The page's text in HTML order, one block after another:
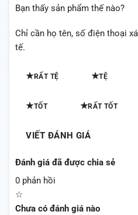
Bạn thấy sản phẩm thế nào?
Chỉ cần họ tên, số điện thoại
tế.
★RẤT TỆ ★TỆ
★TỐT ★RẤT TỐT
VIẾT ĐÁNH GIÁ
Đánh giá đã được chia sẻ
0 phản hồi
☆
Chưa có đánh giá nào